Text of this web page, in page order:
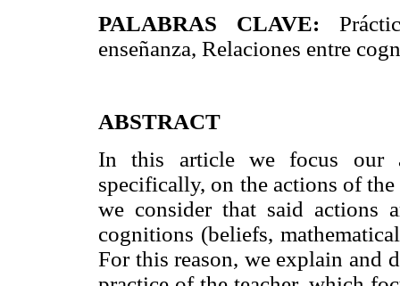
PALABRAS CLAVE:
enseñanza, Relaciones entre
ABSTRACT
In this article we focus our
specifically, on the actions of
we consider that said actions
cognitions (beliefs,
For this reason, we explain and